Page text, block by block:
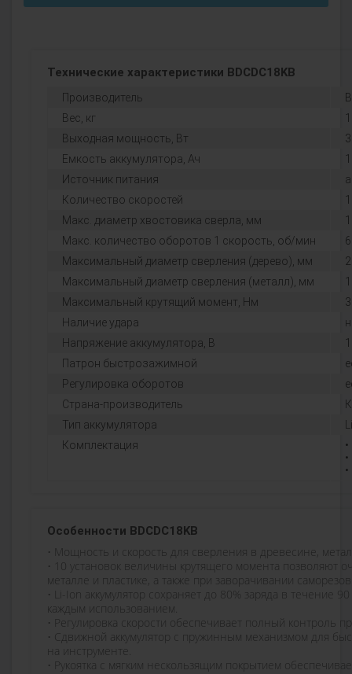
Технические характеристики BDCDC18KB
Производитель
Вес, кг
Выходная мощность, Вт
Емкость аккумулятора, Ач
Источник питания
Количество скоростей
1
Макс. диаметр хвостовика сверла, мм
Макс. количество оборотов 1 скорость, об/мин
Максимальный диаметр сверления (дерево), мм
Максимальный диаметр сверления (металл), мм
Максимальный крутящий момент, Нм
Наличие удара
Напряжение аккумулятора, В
Патрон быстрозажимной
Регулировка оборотов
Страна-производитель
Тип аккумулятора
Комплектация
Особенности BDCDC18KB
• Мощность и скорость для сверления в древесине,
• 10 установок величины крутящего момента позволяют
металле и пластике, а также при заворачивании
• Li-Ion аккумулятор сохраняет до 80% заряда в течение
каждым использованием.
• Регулировка скорости обеспечивает полный контроль
• Сдвижной аккумулятор с пружинным механизмом для
на инструменте.
• Рукоятка с мягким нескользящим покрытием